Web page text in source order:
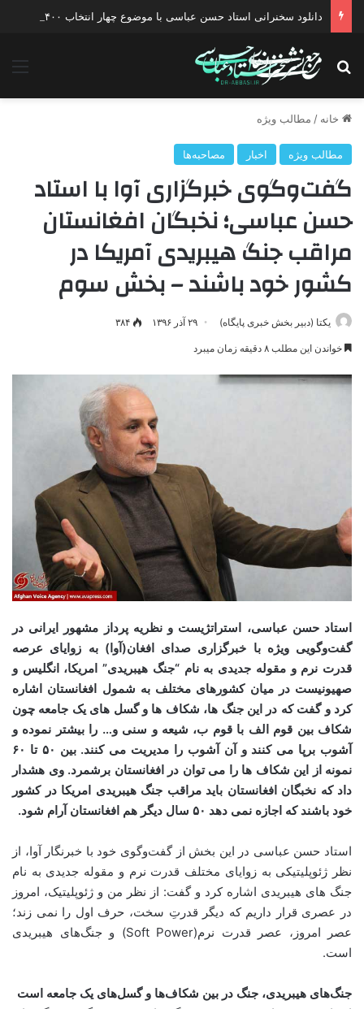
دانلود سخنرانی استاد حسن عباسی با موضوع چهار انتخاب ۱۴۰۰
جستجو برای
خانه / مطالب ویژه
مطالب ویژه اخبار مصاحبه‌ها
گفت‌وگوی خبرگزاری آوا با استاد
حسن عباسی؛ نخبگان افغانستان
مراقب جنگ هیبریدی آمریکا در
کشور خود باشند – بخش سوم
یکتا (دبیر بخش خبری پایگاه) ۲۹ آذر ۱۳۹۶ ۳۸۴
خواندن این مطلب ۸ دقیقه زمان میبرد
استاد حسن عباسی، استراتژیست و نظریه پرداز مشهور ایرانی در
گفت‌وگویی ویژه با خبرگزاری صدای افغان(آوا) به زوایای عرصه
قدرت نرم و مقوله جدیدی به نام “جنگ هیبریدی” امریکا، انگلیس و
صهیونیست در میان کشورهای مختلف به شمول افغانستان اشاره
کرد و گفت که در این جنگ ها، شکاف ها و گسل های یک جامعه چون
شکاف بین قوم الف با قوم ب، شیعه و سنی و… را بیشتر نموده و
آشوب برپا می کنند و آن آشوب را مدیریت می کنند. بین ۵۰ تا ۶۰
نمونه از این شکاف ها را می توان در افغانستان برشمرد. وی هشدار
داد که نخبگان افغانستان باید مراقب جنگ هیبریدی امریکا در کشور
خود باشند که اجازه نمی دهد ۵۰ سال دیگر هم افغانستان آرام شود.
استاد حسن عباسی در این بخش از گفت‌وگوی خود با خبرنگار آوا، از
نظر ژئوپلیتیکی به زوایای مختلف قدرت نرم و مقوله جدیدی به نام
جنگ های هیبریدی اشاره کرد و گفت: از نظر من و ژئوپلیتیک، امروز
در عصری قرار داریم که دیگر قدرتِ سخت، حرف اول را نمی زند؛
عصر امروز، عصر قدرت نرم(Soft Power) و جنگ‌های هیبریدی
است.
جنگ‌های هیبریدی، جنگ در بین شکاف‌ها و گسل‌های یک جامعه است